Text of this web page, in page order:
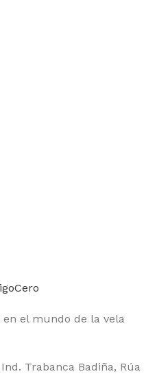
en el mundo de la vela
Trabanca Badiña, Rúa